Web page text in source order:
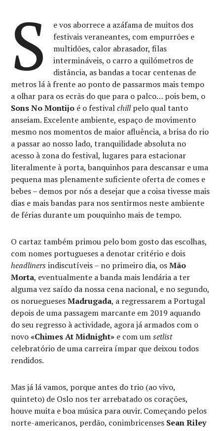
S
e vos aborrece a azáfama de muitos dos
festivais veraneantes, com empurrões e
multidões, calor abrasador, filas
intermináveis, o carro a quilómetros de
distância, as bandas a tocar centenas de
metros lá à frente ao ponto de passarmos mais tempo
a olhar para os ecrãs do que para o palco… pois bem, o
Sons No Montijo é o festivalchillpelo qual tanto
anseiam. Excelente ambiente, espaço de movimento
mesmo nos momentos de maior afluência, a brisa do rio
a passar ao nosso lado, tranquilidade absoluta no
acesso à zona do festival, lugares para estacionar
literalmente à porta, banquinhos para descansar e uma
pequena mas plenamente suficiente oferta de comes e
bebes – demos por nós a desejar que a coisa tivesse mais
dias e mais bandas para nos sentirmos neste ambiente
de férias durante um pouquinho mais de tempo.
O cartaz também primou pelo bom gosto das escolhas,
com nomes portugueses a denotar critério e dois
headliners indiscutíveis – no primeiro dia, osMão
Morta, eventualmente a banda mais lendária a ter
alguma vez saído da nossa cena nacional, e no segundo,
os norueguesesMadrugada, a regressarem a Portugal
depois de uma passagem marcante em 2019 aquando
do seu regresso à actividade, agora já armados com o
novo«Chimes At Midnight» e com umsetlist
celebratório de uma carreira ímpar que deixou todos
rendidos.
Mas já lá vamos, porque antes do trio (ao vivo,
quinteto) de Oslo nos ter arrebatado os corações,
houve muita e boa música para ouvir. Começando pelos
norte-americanos, perdão, conimbricenses Sean Riley